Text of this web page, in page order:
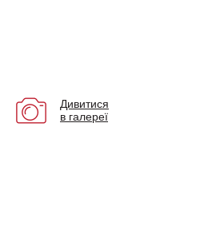
Дивитися
в галереї